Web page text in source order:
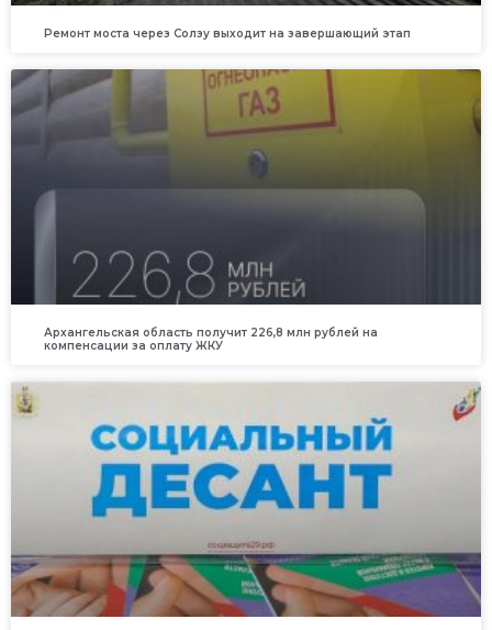
Ремонт моста через Солзу выходит на завершающий этап
Архангельская область получит 226,8 млн рублей на
компенсации за оплату ЖКУ